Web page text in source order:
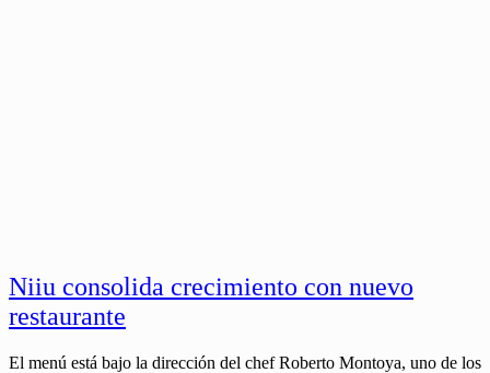
Niiu consolida crecimiento con nuevo
restaurante
El menú está bajo la dirección del chef Roberto Montoya, uno de los